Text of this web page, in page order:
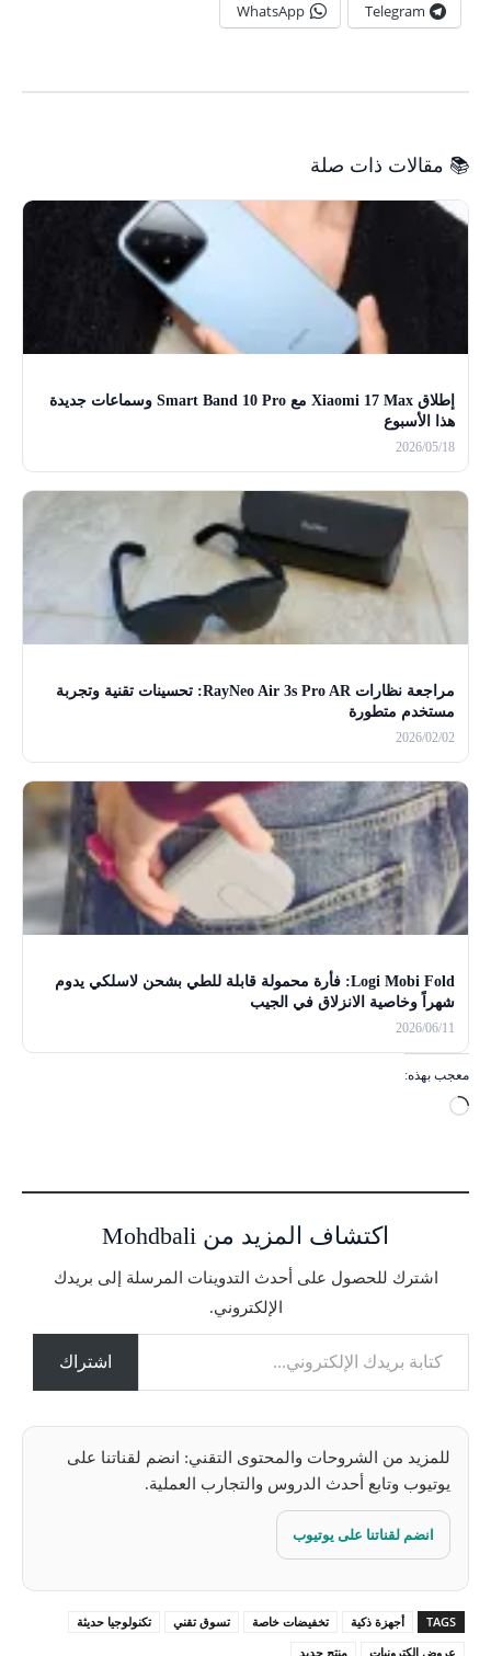
Telegram
WhatsApp
📚 مقالات ذات صلة
إطلاق Xiaomi 17 Max مع Smart Band 10 Pro وسماعات جديدة
هذا الأسبوع
2026/05/18
مراجعة نظارات RayNeo Air 3s Pro AR: تحسينات تقنية وتجربة
مستخدم متطورة
2026/02/02
Logi Mobi Fold: فأرة محمولة قابلة للطي بشحن لاسلكي يدوم
شهراً وخاصية الانزلاق في الجيب
2026/06/11
معجب بهذه:
ج
ي
ل
اكتشاف المزيد من Mohdbali
اشترك للحصول على أحدث التدوينات المرسلة إلى بريدك
الإلكتروني.
كتابة بريدك الإلكتروني...
اشتراك
للمزيد من الشروحات والمحتوى التقني: انضم لقناتنا على
يوتيوب وتابع أحدث الدروس والتجارب العملية.
انضم لقناتنا على يوتيوب
TAGS أجهزة ذكية تخفيضات خاصة تسوق تقني
تكنولوجيا حديثة
عروض إلكترونيات
منتج جديد